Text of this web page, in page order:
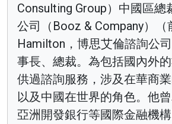
Consulting Group）中國區總
公司（Booz & Company）
Hamilton，博思艾倫諮詢公
事長、總裁。為包括國內外
供過諮詢服務，涉及在華商
以及中國在世界的角色。他曾
亞洲開發銀行等國際金融機